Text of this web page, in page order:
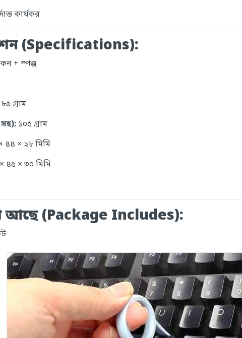
কার্যকর
(Specifications):
+ স্পঞ্জ
৮৫ গ্রাম
১০৫ গ্রাম
৪৪ × ২৮ মিমি
৪৫ × ৩০ মিমি
আছে (Package Includes):